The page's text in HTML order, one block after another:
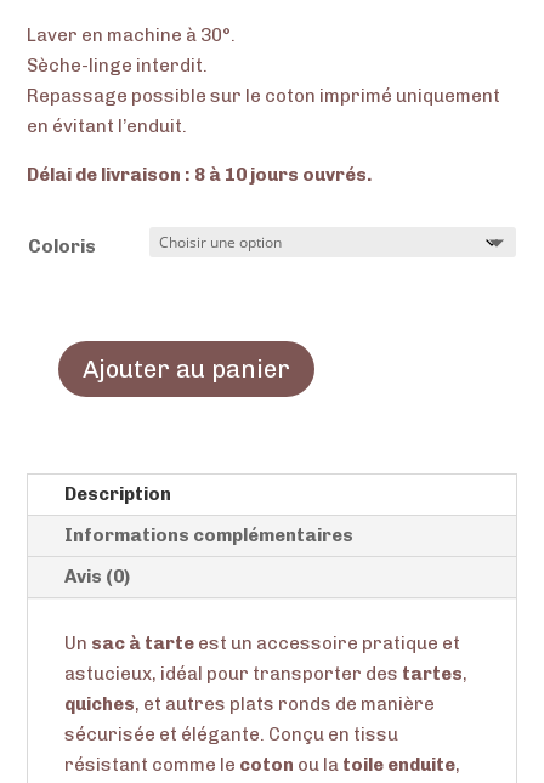
Laver en machine à 30°.
Sèche-linge interdit.
Repassage possible sur le coton imprimé uniquement
en évitant l’enduit.
Délai de livraison : 8 à 10 jours ouvrés.
Coloris
quantité
sac
tarte
Ajouter au panier
Description
Informations complémentaires
Avis (0)
Un sac à tarte est un accessoire pratique et
astucieux, idéal pour transporter des tartes,
quiches, et autres plats ronds de manière
sécurisée et élégante. Conçu en tissu
résistant comme le coton ou la toile enduite,